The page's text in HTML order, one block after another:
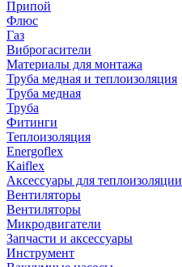
Припой
Флюс
Газ
Виброгасители
Материалы для монтажа
Труба медная и теплоизоляция
Труба медная
Труба
Фитинги
Теплоизоляция
Energoflex
Kaiflex
Аксессуары для теплоизоляции
Вентиляторы
Вентиляторы
Микродвигатели
Запчасти и аксессуары
Инструмент